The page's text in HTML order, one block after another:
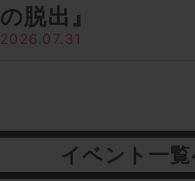
の脱出』
2026.07.31
イベント一